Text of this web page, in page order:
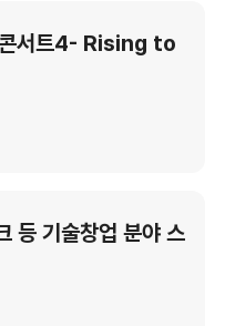
콘서트4- Rising to
등 기술창업 분야 스